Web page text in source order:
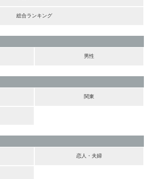
総合ランキング
男性
関東
恋人・夫婦